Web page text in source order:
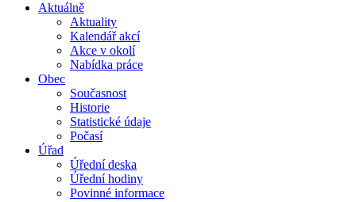
Aktuálně
Aktuality
Kalendář akcí
Akce v okolí
Nabídka práce
Obec
Současnost
Historie
Statistické údaje
Počasí
Úřad
Úřední deska
Úřední hodiny
Povinné informace